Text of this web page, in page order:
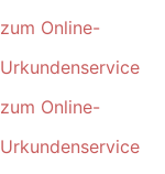
zum Online-
Urkundenservice
zum Online-
Urkundenservice